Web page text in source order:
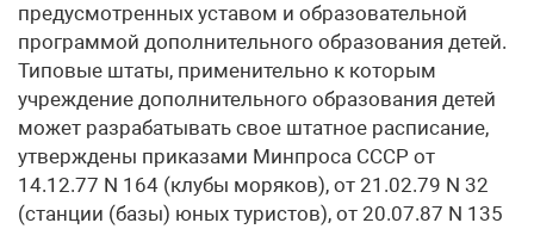
предусмотренных уставом и образовательной
программой дополнительного образования детей.
Типовые штаты, применительно к которым
учреждение дополнительного образования детей
может разрабатывать свое штатное расписание,
утверждены приказами Минпроса СССР от
14.12.77 N 164 (клубы моряков), от 21.02.79 N 32
(станции (базы) юных туристов), от 20.07.87 N 135